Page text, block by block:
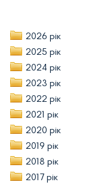
2026 рік
2025 рік
2024 рік
2023 рік
2022 рік
2021 рік
2020 рік
2019 рік
2018 рік
2017 рік